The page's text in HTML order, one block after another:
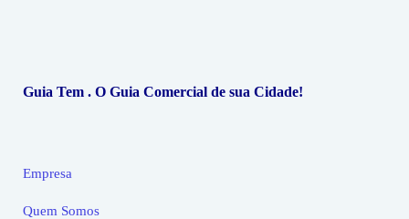
Guia Tem . O Guia Comercial de sua Cidade!
Empresa
Quem Somos